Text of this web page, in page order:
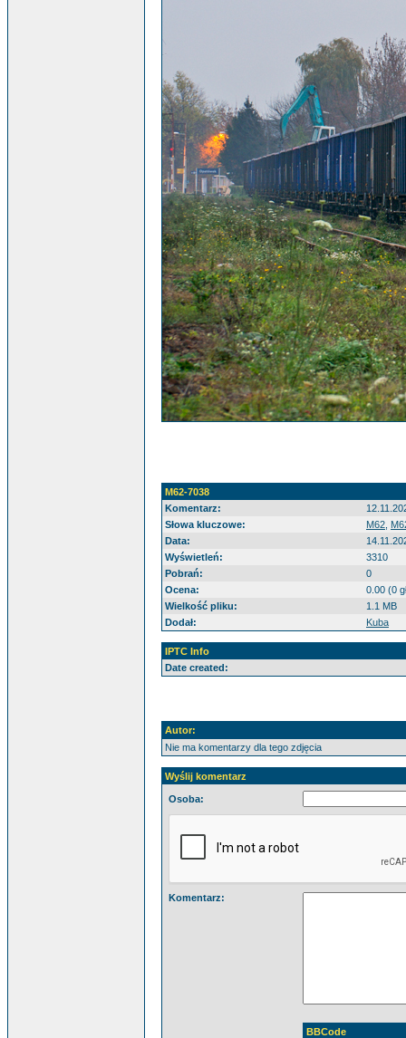
M62-7038
Komentarz:
Słowa kluczowe:
M62
Data:
Wyświetleń:
3310
Pobrań:
0
Ocena:
0.00 (0
Wielkość pliku:
1.1 MB
Dodał:
Kuba
IPTC Info
Date created:
Autor:
Nie ma komentarzy dla tego zdjęcia
Wyślij komentarz
Osoba:
Komentarz:
BBCode